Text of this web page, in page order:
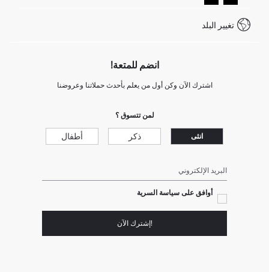
كيف تدفع في ديفاكتو؟
شروط المنافسة
Call Center 19782
تغيير البلد
انضم للمتعة!
اشترك الآن وكن أول من يعلم بأحدث حملاتنا وعروضنا
لمن تتسوق ؟
انثى ذكر أطفال
البريد الإلكتروني
أوافق على سياسة السرية
!إشترك الآن